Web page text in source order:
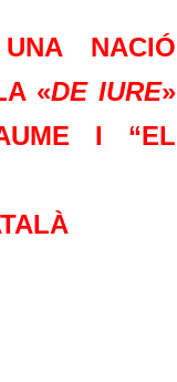
NACIÓ
«DE IURE»
I “EL